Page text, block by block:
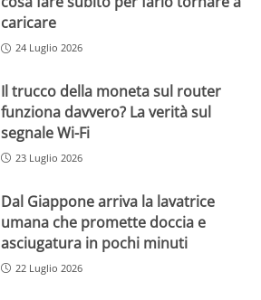
caricare
24 Luglio 2026
Il trucco della moneta sul router
funziona davvero? La verità sul
segnale Wi-Fi
23 Luglio 2026
Dal Giappone arriva la lavatrice
umana che promette doccia e
asciugatura in pochi minuti
22 Luglio 2026